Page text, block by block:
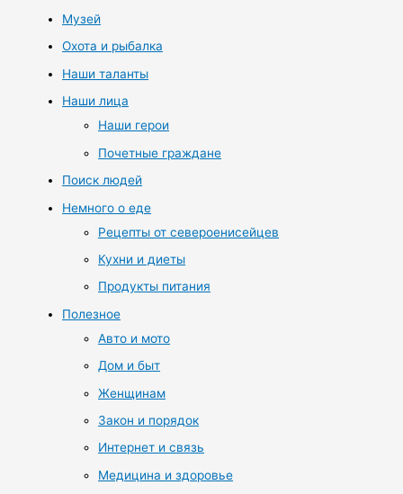
Музей
Охота и рыбалка
Наши таланты
Наши лица
Наши герои
Почетные граждане
Поиск людей
Немного о еде
Рецепты от североенисейцев
Кухни и диеты
Продукты питания
Полезное
Авто и мото
Дом и быт
Женщинам
Закон и порядок
Интернет и связь
Медицина и здоровье